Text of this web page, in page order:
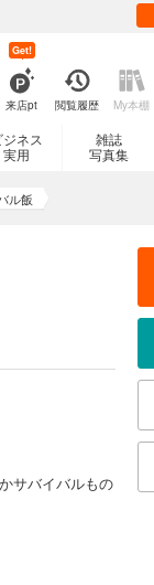
来店pt
Get!
閲覧履歴 My本棚
ジネス
実用
雑誌
写真集
ル飯
サバイバルもの